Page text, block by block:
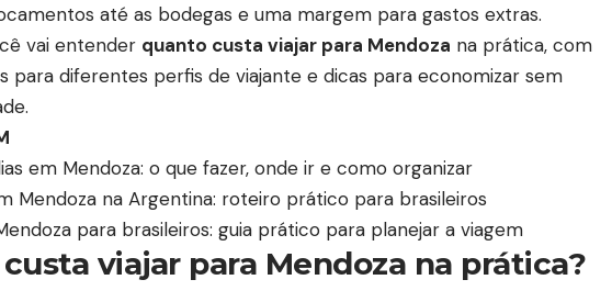
até as bodegas e uma margem para gastos extras.
vai entender quanto custa viajar para Mendoza na prática, com
para diferentes perfis de viajante e dicas para economizar sem
em Mendoza: o que fazer, onde ir e como organizar
Mendoza na Argentina: roteiro prático para brasileiros
para brasileiros: guia prático para planejar a viagem
viajar para Mendoza na prática?